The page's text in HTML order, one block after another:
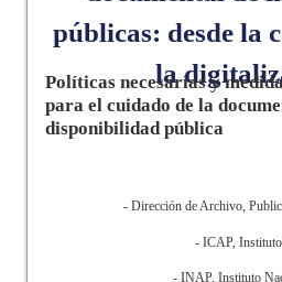
públicas: desde la
la
Políticas necesarias y
para el cuidado de la
disponibilidad pública
- Dirección de Archivo,
- ICAP, Instituto
- INAP, Instituto